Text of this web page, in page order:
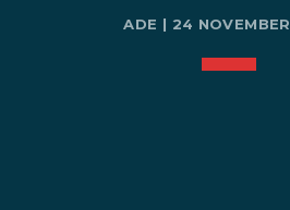
ADE | 24